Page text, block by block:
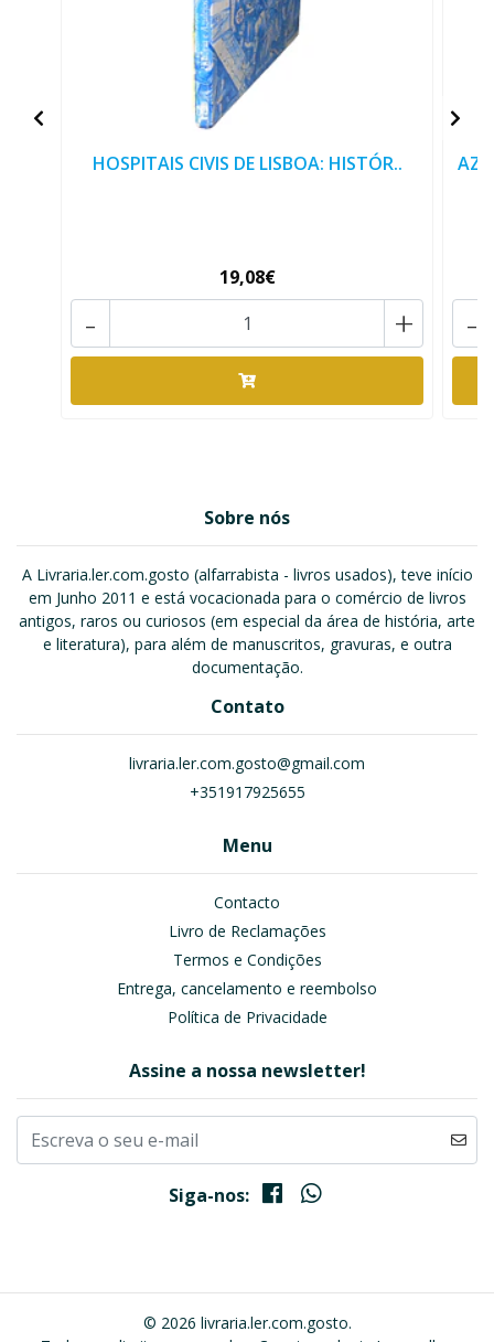
HOSPITAIS CIVIS DE LISBOA: HISTÓR..
19,08€
+
- -
Sobre nós
A Livraria.ler.com.gosto (alfarrabista - livros usados), teve início
em Junho 2011 e está vocacionada para o comércio de livros
antigos, raros ou curiosos (em especial da área de história, arte
e literatura), para além de manuscritos, gravuras, e outra
documentação.
Contato
livraria.ler.com.gosto@gmail.com
+351917925655
Menu
Contacto
Livro de Reclamações
Termos e Condições
Entrega, cancelamento e reembolso
Política de Privacidade
Assine a nossa newsletter!
Siga-nos:
© 2026 livraria.ler.com.gosto.